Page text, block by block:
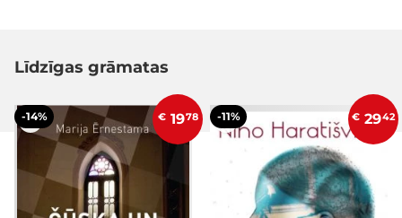
Līdzīgas grāmatas
-14% € 1978 -11% € 2942